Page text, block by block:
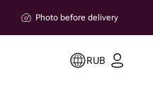
Photo before delivery
RUB